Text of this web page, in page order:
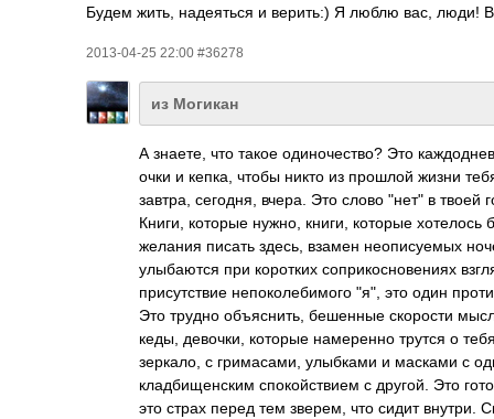
Будем жить, надеяться и верить:) Я люблю вас, люди!
2013-04-25 22:00 #36278
из Могикан
А знаете, что такое одиночество? Это
очки и кепка, чтобы никто из прошлой жизни
завтра, сегодня, вчера. Это слово "нет" в твоей
Книги, которые нужно, книги, которые
желания писать здесь, взамен неописуемых
улыбаются при коротких соприкосновениях
присутствие непоколебимого "я", это один
Это трудно объяснить, бешенные скорости
кеды, девочки, которые намеренно трутся о
зеркало, с гримасами, улыбками и масками с
кладбищенским спокойствием с другой. Это
это страх перед тем зверем, что сидит внутри.